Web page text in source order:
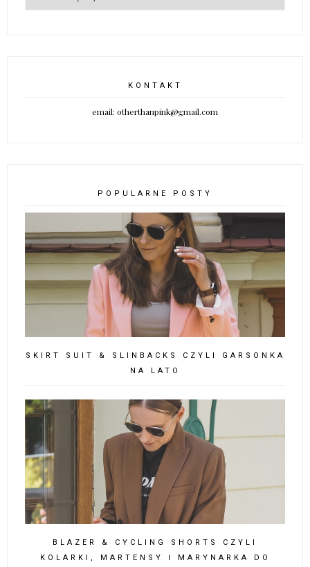
Perfect autumn coat czyli ponad 100 płaszczy i
ARCHIWUM
KONTAKT
email: otherthanpink@gmail.com